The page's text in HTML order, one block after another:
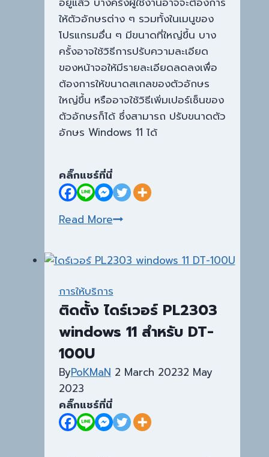
ให้ตัวอักษรต่าง ๆ รวมทั้งในเมนูของ
โปรแกรมอื่น ๆ มีขนาดที่ใหญ่ขึ้น บาง
ครั้งอาจใช้วิธีการปรับความละเอียด
ของหน้าจอให้มีรายละเอียดลดลงเพื่อ
ต้องการให้ขนาดสเกลของตัวอักษร
ใหญ่ขึ้น หรืออาจใช้วิธีเพิ่มเปอร์เซ็นของ
ตัวอักษรก็ได้ ซึ่งสามารถ ปรับขนาดตัว
อักษร Windows 11 ได้
คลิ๊กแชร์ที่นี่
Read Moreปรับ
อักษร
Windows
11
การให้บริการ
ติดตั้ง ไดร์เวอร์ PL2303
windows 11 สำหรับ DT-
100U
ByPoKMaN 2 March 20232 May
2023
คลิ๊กแชร์ที่นี่